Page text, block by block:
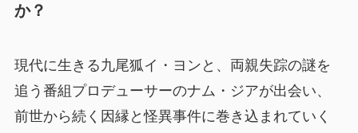
か？
現代に生きる九尾狐イ・ヨンと、両親失踪の謎を
追う番組プロデューサーのナム・ジアが出会い、
前世から続く因縁と怪異事件に巻き込まれていく